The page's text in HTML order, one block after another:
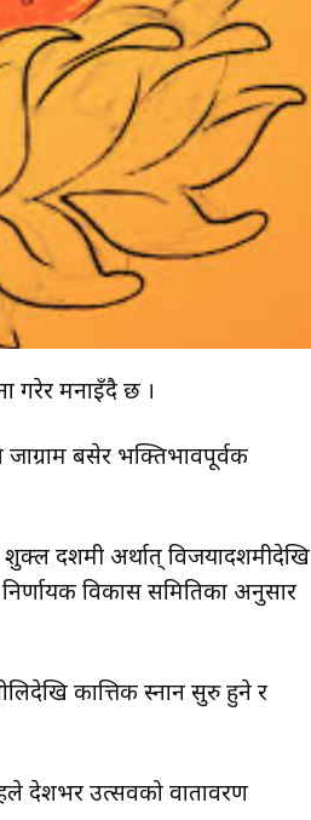
गरेर मनाइँदै छ ।
बसेर भक्तिभावपूर्वक
दशमी अर्थात् विजयादशमीदेखि
विकास समितिका अनुसार
कात्तिक स्नान सुरु हुने र
देशभर उत्सवको वातावरण